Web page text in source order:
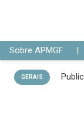
Sobre APMGF |
GERAIS